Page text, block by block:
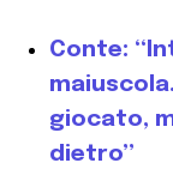
Conte:
giocato,
dietro”